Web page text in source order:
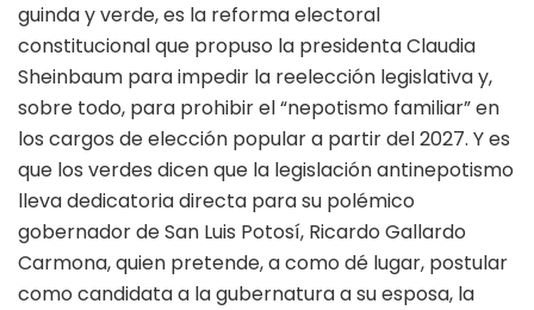
guinda y verde, es la reforma electoral
constitucional que propuso la presidenta Claudia
Sheinbaum para impedir la reelección legislativa y,
sobre todo, para prohibir el “nepotismo familiar” en
los cargos de elección popular a partir del 2027. Y es
que los verdes dicen que la legislación antinepotismo
lleva dedicatoria directa para su polémico
gobernador de San Luis Potosí, Ricardo Gallardo
Carmona, quien pretende, a como dé lugar, postular
como candidata a la gubernatura a su esposa, la